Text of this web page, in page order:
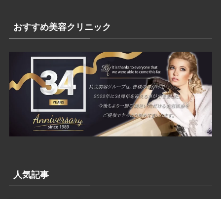
リ
ー
おすすめ美容クリニック
人気記事